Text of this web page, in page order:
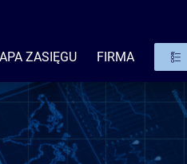
ZASIĘGU FIRMA